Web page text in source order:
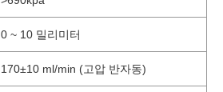
0 ~ 10 밀리미터
170±10 ml/min (고압 반자동)